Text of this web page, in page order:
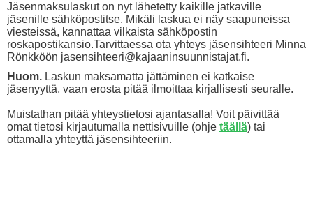
Jäsenmaksulaskut on nyt lähetetty kaikille jatkaville
jäsenille sähköpostitse. Mikäli laskua ei näy saapuneissa
viesteissä, kannattaa vilkaista sähköpostin
roskapostikansio.Tarvittaessa ota yhteys jäsensihteeri Minna
Rönkköön jasensihteeri@kajaaninsuunnistajat.fi.
Huom. Laskun maksamatta jättäminen ei katkaise
jäsenyyttä, vaan erosta pitää ilmoittaa kirjallisesti seuralle.
Muistathan pitää yhteystietosi ajantasalla! Voit päivittää
omat tietosi kirjautumalla nettisivuille (ohje täällä) tai
ottamalla yhteyttä jäsensihteeriin.